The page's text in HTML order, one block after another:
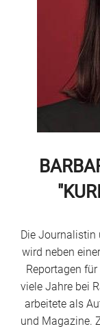
Die Journalistin
wird neben
Reportagen
viele Jahre bei
arbeitete als
und Magazine.